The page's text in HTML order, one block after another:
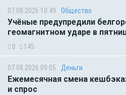
07.08.2026 10:49 Общество
Учёные предупредили
геомагнитном ударе в
0 145
07.08.2026 09:05 Деньги
Ежемесячная смена
и спрос